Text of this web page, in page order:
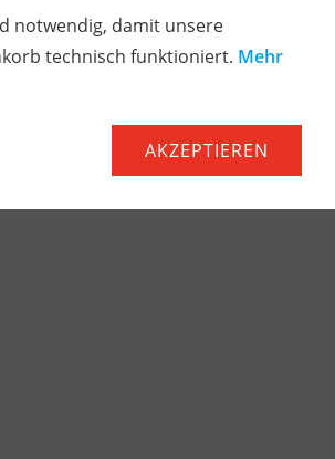
Länge von 15 m.
Mit einer
ausgestattet.
notwendig, damit unsere
technisch funktioniert. Mehr
AKZEPTIEREN